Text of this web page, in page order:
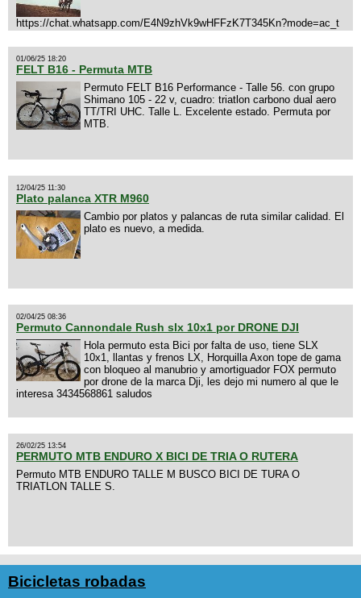
https://chat.whatsapp.com/E4N9zhVk9wHFFzK7T345Kn?mode=ac_t
01/06/25 18:20
FELT B16 - Permuta MTB
Permuto FELT B16 Performance - Talle 56. con grupo
Shimano 105 - 22 v, cuadro: triatlon carbono dual aero
TT/TRI UHC. Talle L. Excelente estado. Permuta por
MTB.
12/04/25 11:30
Plato palanca XTR M960
Cambio por platos y palancas de ruta similar calidad. El
plato es nuevo, a medida.
02/04/25 08:36
Permuto Cannondale Rush slx 10x1 por DRONE DJI
Hola permuto esta Bici por falta de uso, tiene SLX
10x1, llantas y frenos LX, Horquilla Axon tope de gama
con bloqueo al manubrio y amortiguador FOX permuto
por drone de la marca Dji, les dejo mi numero al que le
interesa 3434568861 saludos
26/02/25 13:54
PERMUTO MTB ENDURO X BICI DE TRIA O RUTERA
Permuto MTB ENDURO TALLE M BUSCO BICI DE TURA O
TRIATLON TALLE S.
Bicicletas robadas